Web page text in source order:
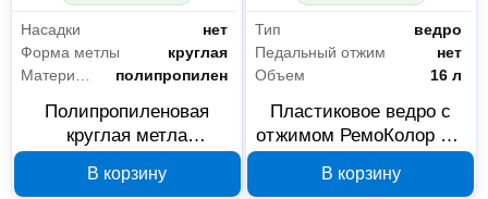
Насадки
нет
Форма метлы
круглая
полипропилен
Полипропиленовая
круглая метла
черенка
В корзину
Тип
ведро
Педальный отжим
нет
Объем
16 л
Пластиковое ведро с
отжимом РемоКолор 62-
В корзину